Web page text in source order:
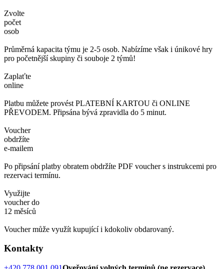
Zvolte
počet
osob
Průměrná kapacita týmu je 2-5 osob. Nabízíme však i únikové hry
pro početnější skupiny či souboje 2 týmů!
Zaplaťte
online
Platbu můžete provést PLATEBNÍ KARTOU či ONLINE
PŘEVODEM. Připsána bývá zpravidla do 5 minut.
Voucher
obdržíte
e-mailem
Po připsání platby obratem obdržíte PDF voucher s instrukcemi pro
rezervaci termínu.
Využijte
voucher do
12 měsíců
Voucher může využít kupující i kdokoliv obdarovaný.
Kontakty